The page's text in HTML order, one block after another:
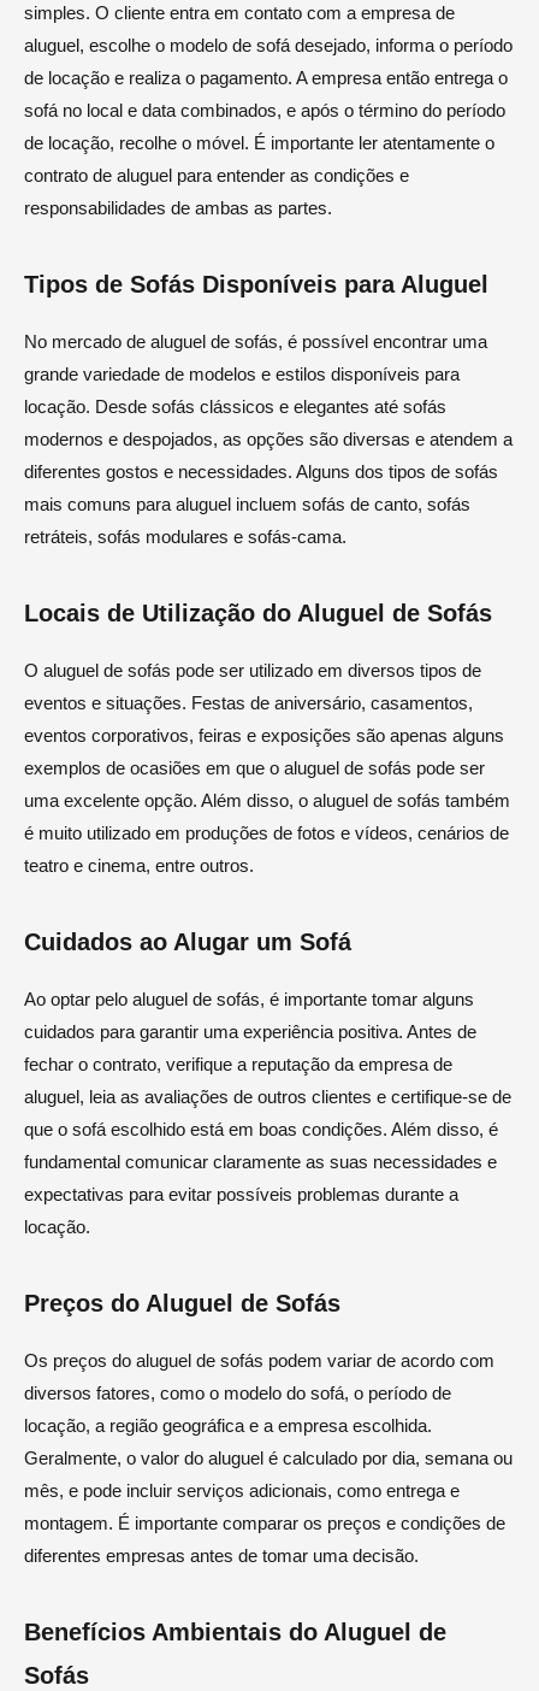
simples. O cliente entra em contato com a empresa de
aluguel, escolhe o modelo de sofá desejado, informa o período
de locação e realiza o pagamento. A empresa então entrega o
sofá no local e data combinados, e após o término do período
de locação, recolhe o móvel. É importante ler atentamente o
contrato de aluguel para entender as condições e
responsabilidades de ambas as partes.
Tipos de Sofás Disponíveis para Aluguel
No mercado de aluguel de sofás, é possível encontrar uma
grande variedade de modelos e estilos disponíveis para
locação. Desde sofás clássicos e elegantes até sofás
modernos e despojados, as opções são diversas e atendem a
diferentes gostos e necessidades. Alguns dos tipos de sofás
mais comuns para aluguel incluem sofás de canto, sofás
retráteis, sofás modulares e sofás-cama.
Locais de Utilização do Aluguel de Sofás
O aluguel de sofás pode ser utilizado em diversos tipos de
eventos e situações. Festas de aniversário, casamentos,
eventos corporativos, feiras e exposições são apenas alguns
exemplos de ocasiões em que o aluguel de sofás pode ser
uma excelente opção. Além disso, o aluguel de sofás também
é muito utilizado em produções de fotos e vídeos, cenários de
teatro e cinema, entre outros.
Cuidados ao Alugar um Sofá
Ao optar pelo aluguel de sofás, é importante tomar alguns
cuidados para garantir uma experiência positiva. Antes de
fechar o contrato, verifique a reputação da empresa de
aluguel, leia as avaliações de outros clientes e certifique-se de
que o sofá escolhido está em boas condições. Além disso, é
fundamental comunicar claramente as suas necessidades e
expectativas para evitar possíveis problemas durante a
locação.
Preços do Aluguel de Sofás
Os preços do aluguel de sofás podem variar de acordo com
diversos fatores, como o modelo do sofá, o período de
locação, a região geográfica e a empresa escolhida.
Geralmente, o valor do aluguel é calculado por dia, semana ou
mês, e pode incluir serviços adicionais, como entrega e
montagem. É importante comparar os preços e condições de
diferentes empresas antes de tomar uma decisão.
Benefícios Ambientais do Aluguel de
Sofás